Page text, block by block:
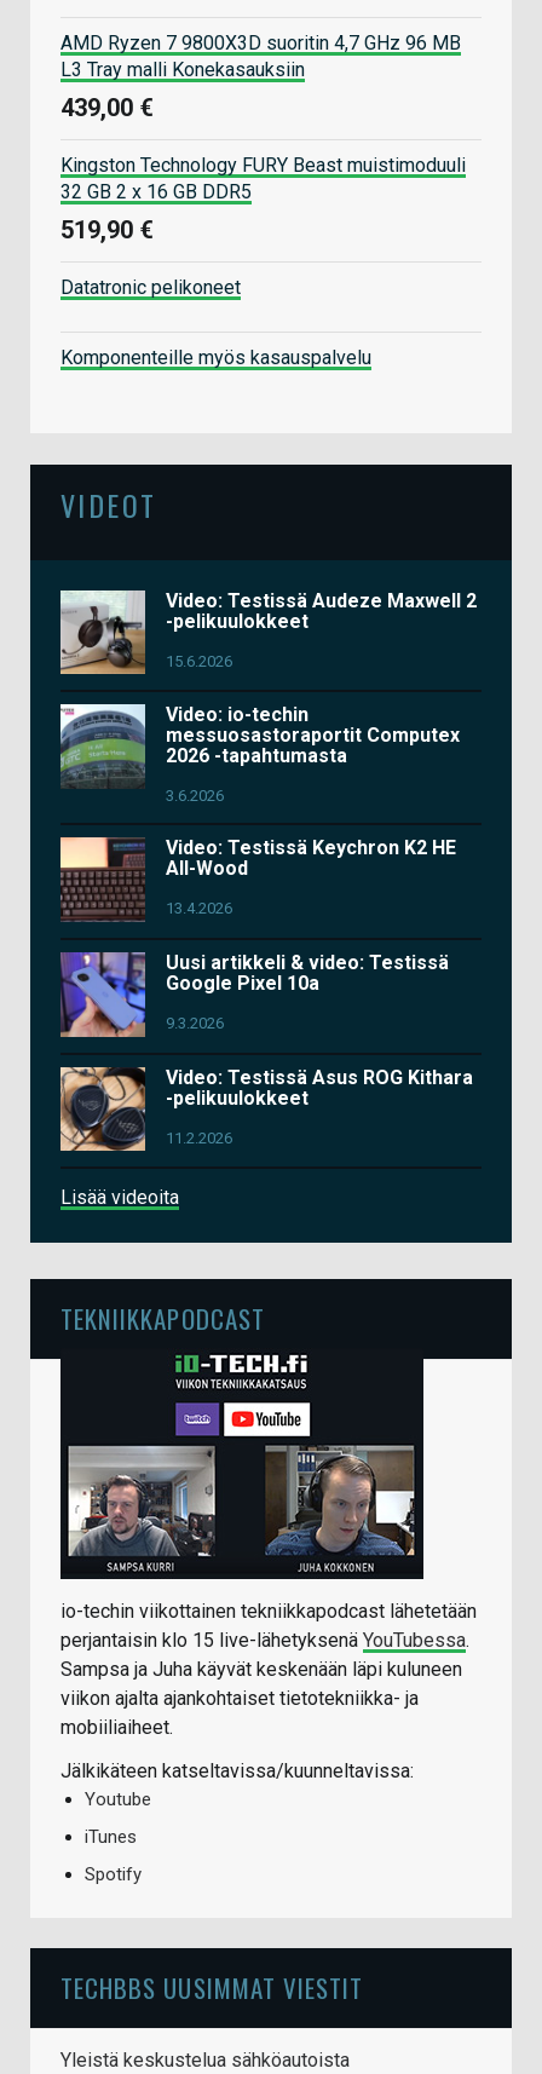
AMD Ryzen 7 9800X3D suoritin 4,7 GHz 96 MB
L3 Tray malli Konekasauksiin
439,00 €
Kingston Technology FURY Beast muistimoduuli
32 GB 2 x 16 GB DDR5
519,90 €
Datatronic pelikoneet
Komponenteille myös kasauspalvelu
VIDEOT
Video: Testissä Audeze Maxwell 2
-pelikuulokkeet
15.6.2026
Video: io-techin
messuosastoraportit Computex
2026 -tapahtumasta
3.6.2026
Video: Testissä Keychron K2 HE
All-Wood
13.4.2026
Uusi artikkeli & video: Testissä
Google Pixel 10a
9.3.2026
Video: Testissä Asus ROG Kithara
-pelikuulokkeet
11.2.2026
Lisää videoita
TEKNIIKKAPODCAST
io-techin viikottainen tekniikkapodcast lähetetään
perjantaisin klo 15 live-lähetyksenä YouTubessa.
Sampsa ja Juha käyvät keskenään läpi kuluneen
viikon ajalta ajankohtaiset tietotekniikka- ja
mobiiliaiheet.
Jälkikäteen katseltavissa/kuunneltavissa:
Youtube
iTunes
Spotify
TECHBBS UUSIMMAT VIESTIT
Yleistä keskustelua sähköautoista